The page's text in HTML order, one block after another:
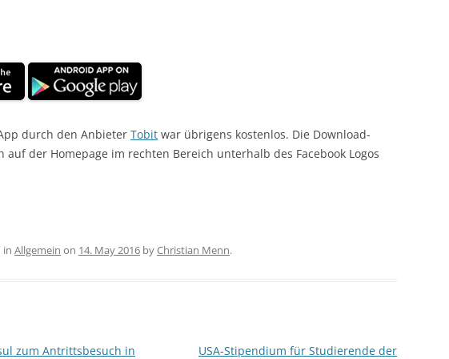
durch den Anbieter Tobit war übrigens kostenlos. Die Download-
auf der Homepage im rechten Bereich unterhalb des Facebook Logos
in Allgemein on 14. May 2016 byChristian Menn.
zum Antrittsbesuch in USA-Stipendium für Studierende der